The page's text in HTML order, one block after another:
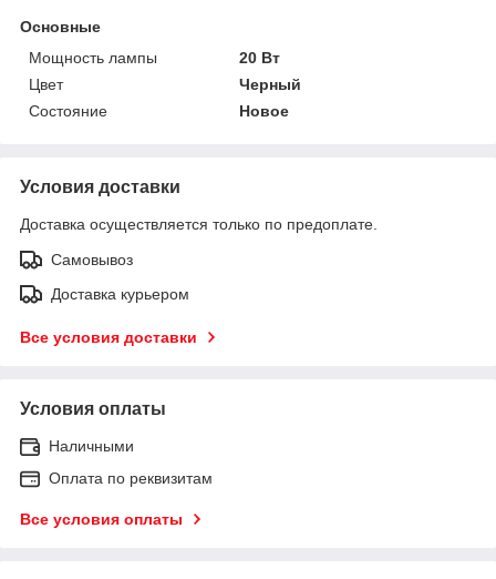
Основные
Мощность лампы
20 Вт
Цвет
Черный
Состояние
Новое
Условия доставки
Доставка осуществляется только по предоплате.
Самовывоз
Доставка курьером
Все условия доставки
Условия оплаты
Наличными
Оплата по реквизитам
Все условия оплаты